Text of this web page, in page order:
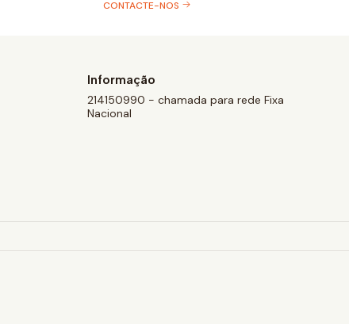
CONTACTE-NOS
Informação
214150990 - chamada para rede Fixa
Nacional